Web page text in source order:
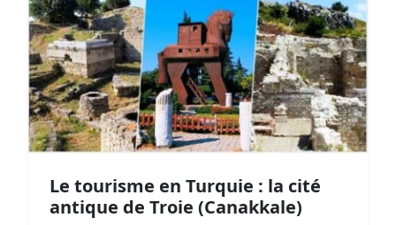
Le tourisme en Turquie : la cité
antique de Troie (Canakkale)